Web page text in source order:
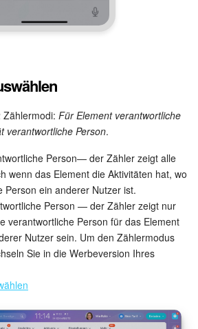
Für Element verantwortliche
verantwortliche Person.
Person— der Zähler zeigt alle
wenn das Element die Aktivitäten hat, wo
Person ein anderer Nutzer ist.
Person — der Zähler zeigt nur
verantwortliche Person für das Element
Nutzer sein. Um den Zählermodus
Sie in die Werbeversion Ihres